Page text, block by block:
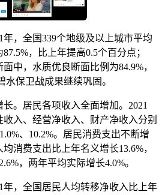
，全国339个地级及以上城市平均
，比上年提高0.5个百分点；
中，水质优良断面比例为84.9%，
水保卫战成果继续巩固。
。居民各项收入全面增加。2021
入、经营净收入、财产净收入分别
、10.2%。居民消费支出不断增
消费支出比上年名义增长13.6%，
，两年平均实际增长4.0%。
年，全国居民人均转移净收入比上年